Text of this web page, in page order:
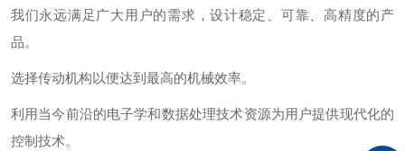
我们永远满足广大用户的需求，设计稳定、可靠、高精度的产
品。
选择传动机构以便达到最高的机械效率。
利用当今前沿的电子学和数据处理技术资源为用户提供现代化的
控制技术。